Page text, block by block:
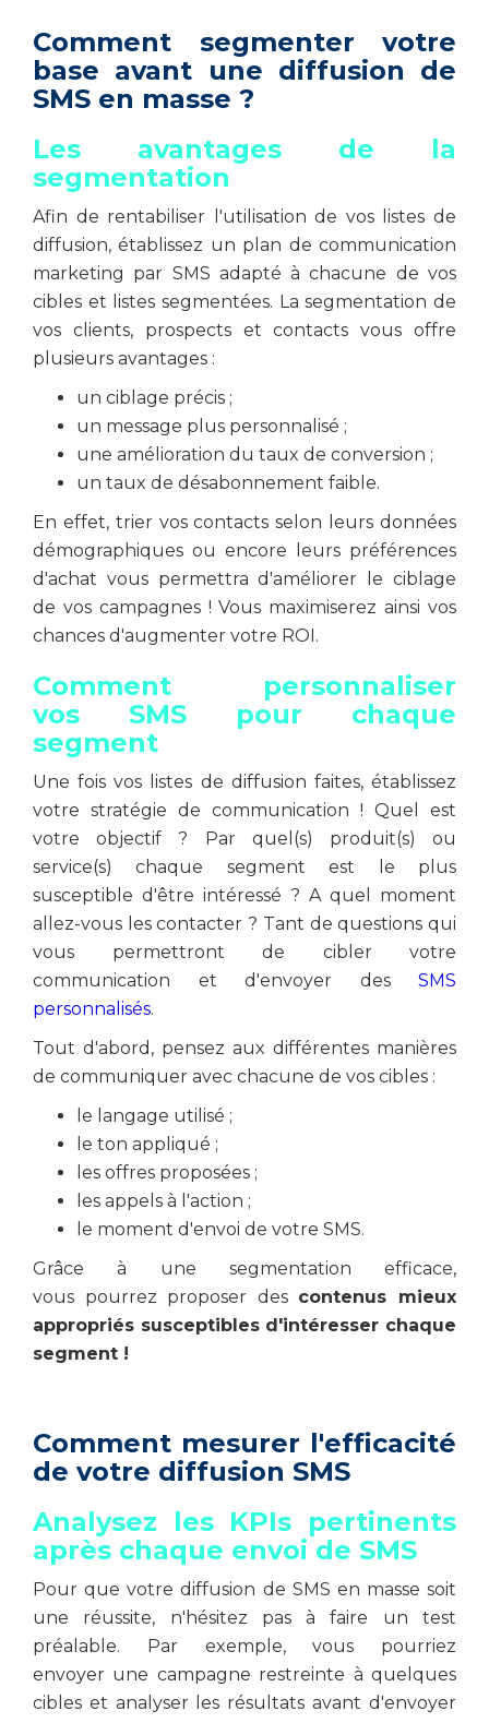
Comment segmenter votre
base avant une diffusion de
SMS en masse ?
Les avantages de la
segmentation
Afin de rentabiliser l'utilisation de vos listes de
diffusion, établissez un plan de communication
marketing par SMS adapté à chacune de vos
cibles et listes segmentées. La segmentation de
vos clients, prospects et contacts vous offre
plusieurs avantages :
un ciblage précis ;
un message plus personnalisé ;
une amélioration du taux de conversion ;
un taux de désabonnement faible.
En effet, trier vos contacts selon leurs données
démographiques ou encore leurs préférences
d'achat vous permettra d'améliorer le ciblage
de vos campagnes ! Vous maximiserez ainsi vos
chances d'augmenter votre ROI.
Comment personnaliser
vos SMS pour chaque
segment
Une fois vos listes de diffusion faites, établissez
votre stratégie de communication ! Quel est
votre objectif ? Par quel(s) produit(s) ou
service(s) chaque segment est le plus
susceptible d'être intéressé ? A quel moment
allez-vous les contacter ? Tant de questions qui
vous permettront de cibler votre
communication et d'envoyer des SMS
personnalisés.
Tout d'abord, pensez aux différentes manières
de communiquer avec chacune de vos cibles :
le langage utilisé ;
le ton appliqué ;
les offres proposées ;
les appels à l'action ;
le moment d'envoi de votre SMS.
Grâce à une segmentation efficace,
vous pourrez proposer des contenus mieux
appropriés susceptibles d'intéresser chaque
segment !
Comment mesurer l'efficacité
de votre diffusion SMS
Analysez les KPIs pertinents
après chaque envoi de SMS
Pour que votre diffusion de SMS en masse soit
une réussite, n'hésitez pas à faire un test
préalable. Par exemple, vous pourriez
envoyer une campagne restreinte à quelques
cibles et analyser les résultats avant d'envoyer